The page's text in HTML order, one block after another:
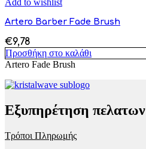
Add to wishlist
Artero Barber Fade Brush
€9,78
Προσθήκη στο καλάθι
Artero Fade Brush
Εξυπηρέτηση πελατων
Τρόποι Πληρωμής